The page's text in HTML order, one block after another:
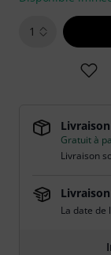
1
Gratuit à
Livraison
La date de